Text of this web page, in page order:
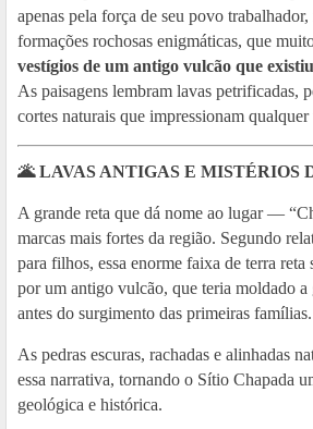
apenas pela força de seu povo
formações rochosas enigmáticas, que
vestígios de um antigo vulcão que
As paisagens lembram lavas petrificadas,
cortes naturais que impressionam
🌋LAVAS ANTIGAS E MISTÉRIOS
A grande reta que dá nome ao lugar —
marcas mais fortes da região. Segundo
para filhos, essa enorme faixa de terra reta
por um antigo vulcão, que teria moldado
antes do surgimento das primeiras famílias.
As pedras escuras, rachadas e alinhadas
essa narrativa, tornando o Sítio Chapada
geológica e histórica.